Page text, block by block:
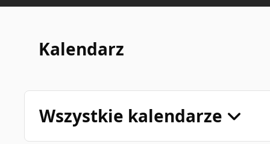
Kalendarz
Wszystkie kalendarze